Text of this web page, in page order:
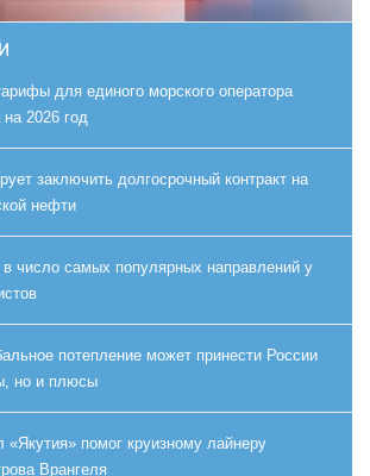
для единого морского оператора
на 2026 год
заключить долгосрочный контракт на
нефти
число самых популярных направлений у
потепление может принести России
но и плюсы
помог круизному лайнеру
Врангеля